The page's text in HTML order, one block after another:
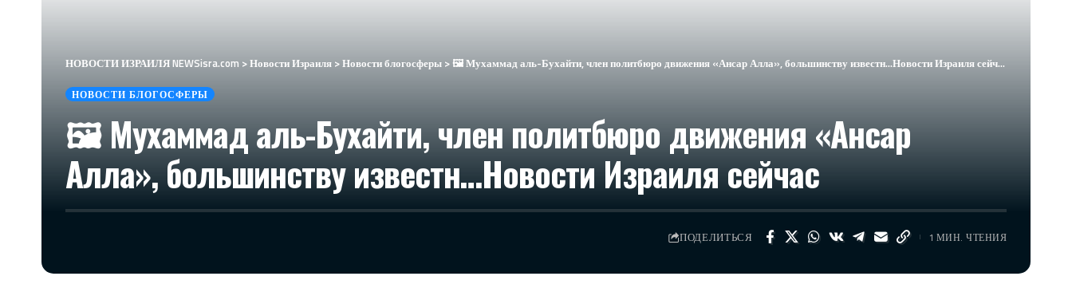
НОВОСТИ ИЗРАИЛЯ NEWSisra.com >Новости Израиля >Новости блогосферы >🖼 Мухаммад аль-Бухайти, член политбюро движения «Ансар Алла», большинству известн…​Новости Израиля сейчас
НОВОСТИ БЛОГОСФЕРЫ
🖼 Мухаммад аль-Бухайти, член политбюро движения «Ансар
Алла», большинству известн…​Новости Израиля сейчас
ПОДЕЛИТЬСЯ 1 МИН. ЧТЕНИЯ